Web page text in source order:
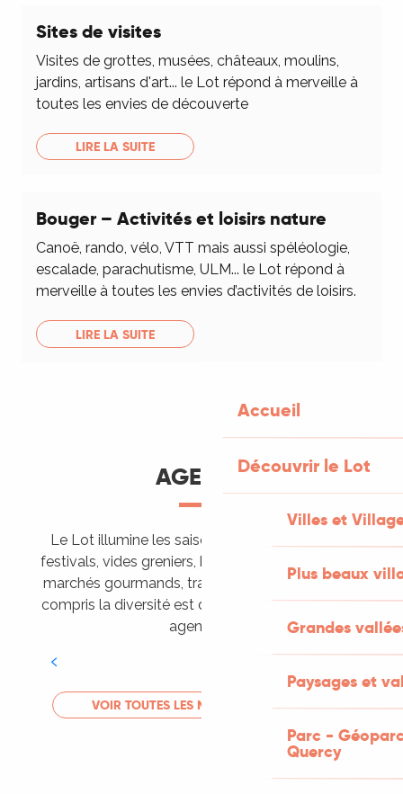
Accueil
Découvrir le Lot
Villes et
Plus beaux
Grandes
Paysages et
Parc -
Quercy
Sites de visites
Visites de grottes, musées, châteaux, moulins,
jardins, artisans d'art... le Lot répond à merveille à
toutes les envies de découverte
LIRE LA SUITE
Bouger – Activités et loisirs nature
Canoë, rando, vélo, VTT mais aussi spéléologie,
escalade, parachutisme, ULM... le Lot répond à
merveille à toutes les envies d’activités de loisirs.
LIRE LA SUITE
AGENDA
Le Lot illumine les saisons de ses animations :
festivals, vides greniers, brocantes, fêtes votives,
marchés gourmands, trails sportifs… Vous l’aurez
compris la diversité est de mise, alors tous à vos
agendas !
LIRE LA SUITE
VOIR TOUTES LES MANIFESTATIONS